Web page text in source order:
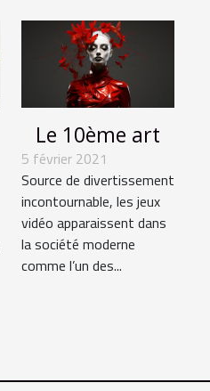
Le 10ème art
5 février 2021
Source de divertissement
incontournable, les jeux
vidéo apparaissent dans
la société moderne
comme l’un des...